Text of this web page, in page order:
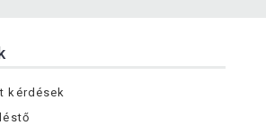
kérdések